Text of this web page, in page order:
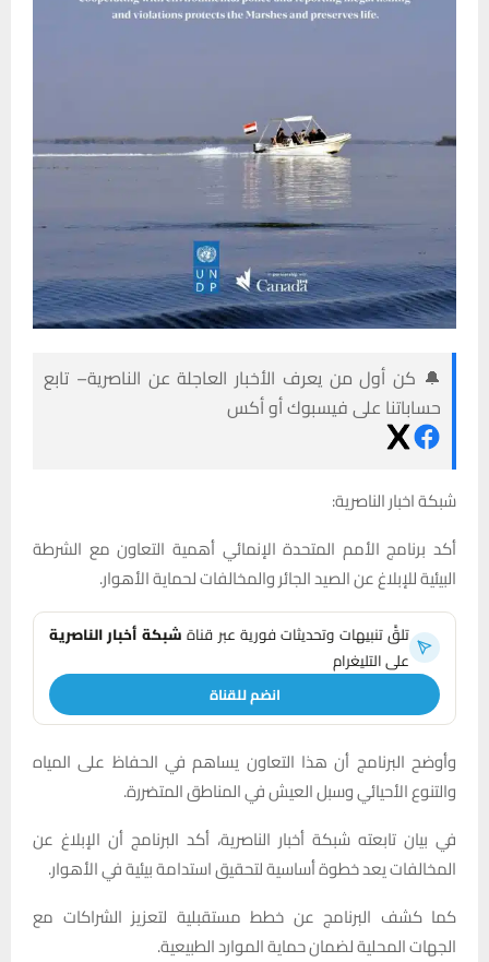
🔔 كن أول من يعرف الأخبار العاجلة عن الناصرية– تابع
حساباتنا على فيسبوك أو أكس
شبكة اخبار الناصرية:
أكد برنامج الأمم المتحدة الإنمائي أهمية التعاون مع الشرطة
البيئية للإبلاغ عن الصيد الجائر والمخالفات لحماية الأهوار.
تلقَّ تنبيهات وتحديثات فورية عبر قناةشبكة أخبار الناصرية
على التليغرام
انضم للقناة
وأوضح البرنامج أن هذا التعاون يساهم في الحفاظ على المياه
والتنوع الأحيائي وسبل العيش في المناطق المتضررة.
في بيان تابعته شبكة أخبار الناصرية، أكد البرنامج أن الإبلاغ عن
المخالفات يعد خطوة أساسية لتحقيق استدامة بيئية في الأهوار.
كما كشف البرنامج عن خطط مستقبلية لتعزيز الشراكات مع
الجهات المحلية لضمان حماية الموارد الطبيعية.